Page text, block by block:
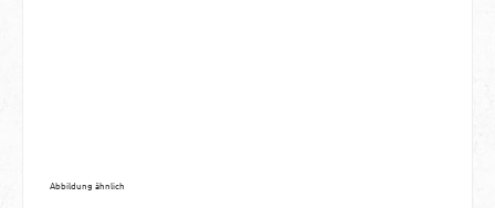
Abbildung ähnlich